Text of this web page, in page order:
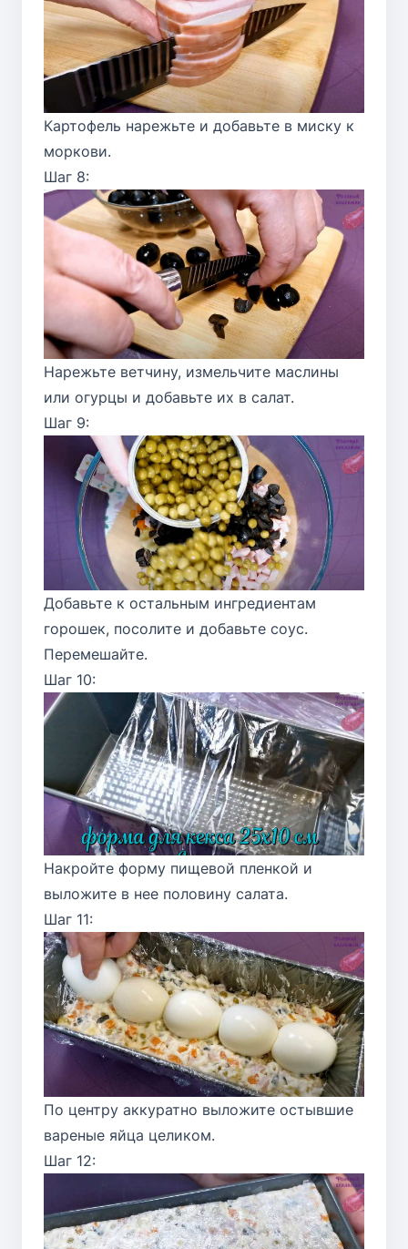
Картофель нарежьте и добавьте в миску к
моркови.
Шаг 8:
Нарежьте ветчину, измельчите маслины
или огурцы и добавьте их в салат.
Шаг 9:
Добавьте к остальным ингредиентам
горошек, посолите и добавьте соус.
Перемешайте.
Шаг 10:
Накройте форму пищевой пленкой и
выложите в нее половину салата.
Шаг 11:
По центру аккуратно выложите остывшие
вареные яйца целиком.
Шаг 12: